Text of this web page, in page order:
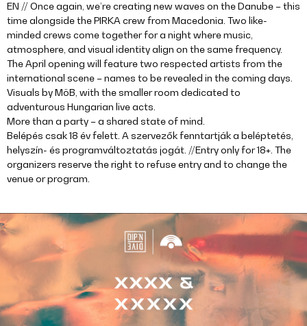
EN // Once again, we’re creating new waves on the Danube – this
time alongside the PIRKA crew from Macedonia. Two like-
minded crews come together for a night where music,
atmosphere, and visual identity align on the same frequency.
The April opening will feature two respected artists from the
international scene – names to be revealed in the coming days.
Visuals by MöB, with the smaller room dedicated to
adventurous Hungarian live acts.
More than a party – a shared state of mind.
Belépés csak 18 év felett. A szervezők fenntartják a beléptetés,
helyszín- és programváltoztatás jogát. //Entry only for 18+. The
organizers reserve the right to refuse entry and to change the
venue or program.